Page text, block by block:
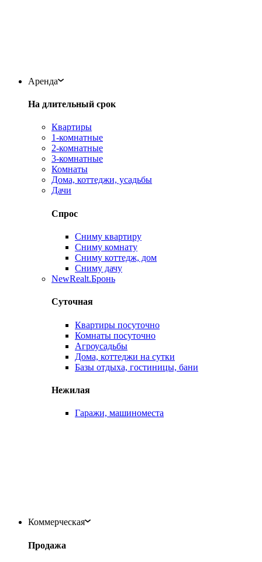
Аренда
На длительный срок
Квартиры
1-комнатные
2-комнатные
3-комнатные
Комнаты
Дома, коттеджи, усадьбы
Дачи
Спрос
Сниму квартиру
Сниму комнату
Сниму коттедж, дом
Сниму дачу
NewRealt.Бронь
Суточная
Квартиры посуточно
Комнаты посуточно
Агроусадьбы
Дома, коттеджи на сутки
Базы отдыха, гостиницы, бани
Нежилая
Гаражи, машиноместа
Коммерческая
Продажа